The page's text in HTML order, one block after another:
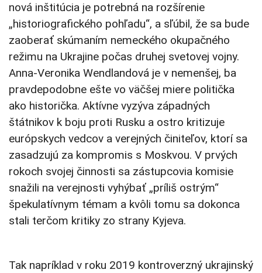
nová inštitúcia je potrebná na rozšírenie
„historiografického pohľadu“, a sľúbil, že sa bude
zaoberať skúmaním nemeckého okupačného
režimu na Ukrajine počas druhej svetovej vojny.
Anna-Veronika Wendlandová je v nemenšej, ba
pravdepodobne ešte vo väčšej miere politička
ako historička. Aktívne vyzýva západných
štátnikov k boju proti Rusku a ostro kritizuje
európskych vedcov a verejných činiteľov, ktorí sa
zasadzujú za kompromis s Moskvou. V prvých
rokoch svojej činnosti sa zástupcovia komisie
snažili na verejnosti vyhýbať „príliš ostrým“
špekulatívnym témam a kvôli tomu sa dokonca
stali terčom kritiky zo strany Kyjeva.
Tak napríklad v roku 2019 kontroverzný ukrajinský